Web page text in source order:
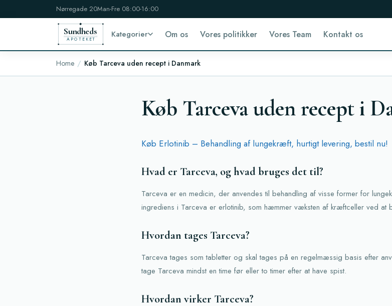
Nørregade 20Man-Fre 08:00-16:00
Sundheds
APOTEKET
Kategorier Om os Vores politikker Vores Team Kontakt os
Home Køb Tarceva uden recept i Danmark
Køb Tarceva uden recept i
Køb Erlotinib – Behandling af lungekræft, hurtigt levering, bestil nu!
Hvad er Tarceva, og hvad bruges det til?
Tarceva er en medicin, der anvendes til behandling af visse former for
ingrediens i Tarceva er erlotinib, som hæmmer væksten af kræftceller ved at
Hvordan tages Tarceva?
Tarceva tages som tabletter og skal tages på en regelmæssig basis efter
tage Tarceva mindst en time før eller to timer efter at have spist.
Hvordan virker Tarceva?